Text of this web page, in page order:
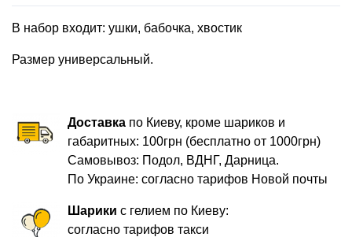
В набор входит: ушки, бабочка, хвостик
Размер универсальный.
Доставка по Киеву, кроме шариков и
габаритных: 100грн (бесплатно от 1000грн)
Самовывоз: Подол, ВДНГ, Дарница.
По Украине: согласно тарифов Новой почты
Шарики с гелием по Киеву:
согласно тарифов такси